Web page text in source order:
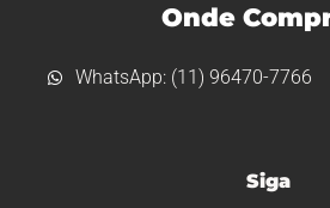
Onde
WhatsApp: (11) 96470-7766
Siga